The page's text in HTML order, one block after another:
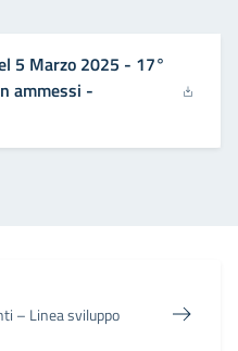
5 Marzo 2025 - 17°
ammessi -
– Linea sviluppo